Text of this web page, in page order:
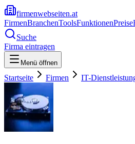
firmenwebseiten.at
FirmenBranchenToolsFunktionenPreise
Suche
Firma eintragen
Menü öffnen
Startseite Firmen IT-